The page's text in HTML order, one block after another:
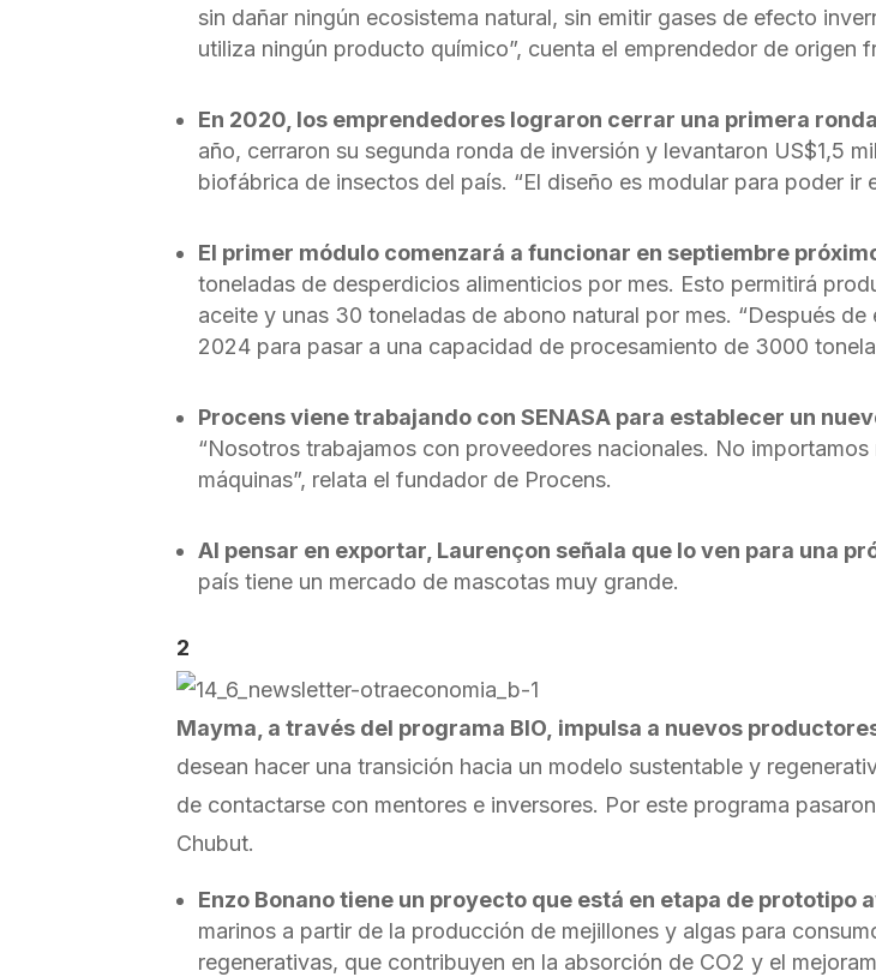
sin dañar ningún ecosistema natural, sin emitir gases de efecto
utiliza ningún producto químico”, cuenta el emprendedor de origen
En 2020, los emprendedores lograron cerrar una primera
año, cerraron su segunda ronda de inversión y levantaron US$1,5
biofábrica de insectos del país. “El diseño es modular para poder ir
El primer módulo comenzará a funcionar en septiembre
toneladas de desperdicios alimenticios por mes. Esto permitirá
aceite y unas 30 toneladas de abono natural por mes. “Después
2024 para pasar a una capacidad de procesamiento de 3000
Procens viene trabajando con SENASA para establecer un
“Nosotros trabajamos con proveedores nacionales. No
máquinas”, relata el fundador de Procens.
Al pensar en exportar, Laurençon señala que lo ven para una
país tiene un mercado de mascotas muy grande.
2
Mayma, a través del programa BIO, impulsa a nuevos
desean hacer una transición hacia un modelo sustentable y
de contactarse con mentores e inversores. Por este programa
Chubut.
Enzo Bonano tiene un proyecto que está en etapa de prototipo
marinos a partir de la producción de mejillones y algas para
regenerativas, que contribuyen en la absorción de CO2 y el